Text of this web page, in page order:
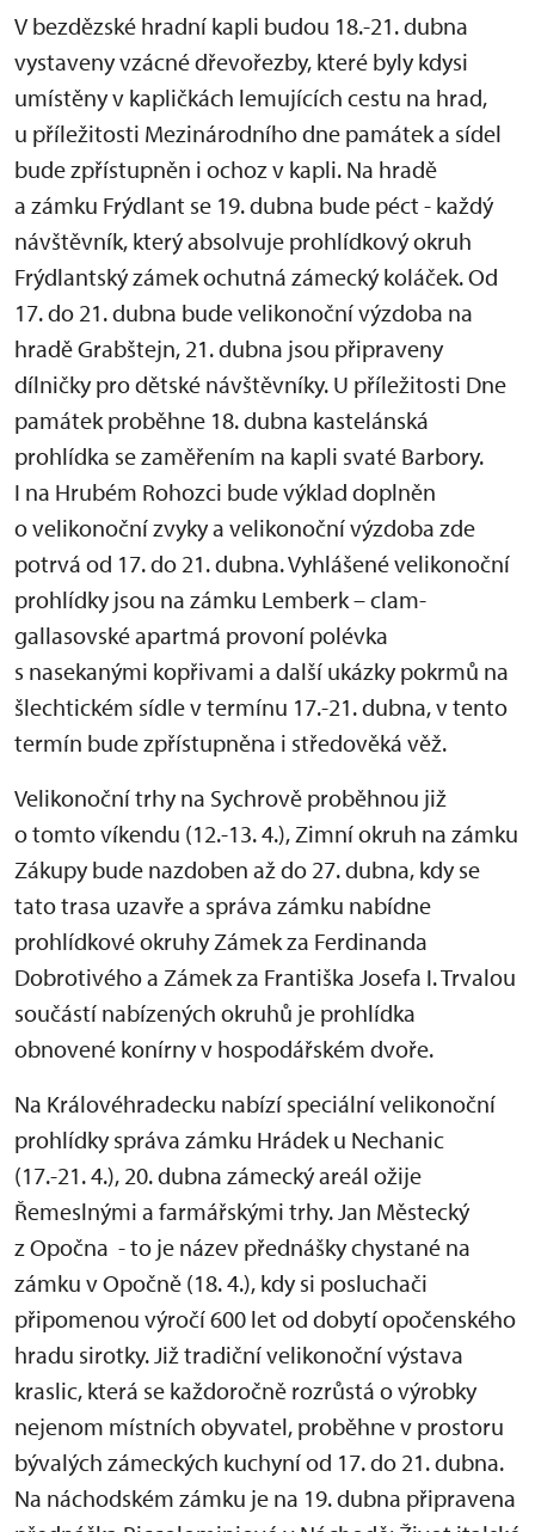
V bezdězské hradní kapli budou 18.-21. dubna
vystaveny vzácné dřevořezby, které byly kdysi
umístěny v kapličkách lemujících cestu na hrad,
u příležitosti Mezinárodního dne památek a sídel
bude zpřístupněn i ochoz v kapli. Na hradě
a zámku Frýdlant se 19. dubna bude péct - každý
návštěvník, který absolvuje prohlídkový okruh
Frýdlantský zámek ochutná zámecký koláček. Od
17. do 21. dubna bude velikonoční výzdoba na
hradě Grabštejn, 21. dubna jsou připraveny
dílničky pro dětské návštěvníky. U příležitosti Dne
památek proběhne 18. dubna kastelánská
prohlídka se zaměřením na kapli svaté Barbory.
I na Hrubém Rohozci bude výklad doplněn
o velikonoční zvyky a velikonoční výzdoba zde
potrvá od 17. do 21. dubna. Vyhlášené velikonoční
prohlídky jsou na zámku Lemberk – clam-
gallasovské apartmá provoní polévka
s nasekanými kopřivami a další ukázky pokrmů na
šlechtickém sídle v termínu 17.-21. dubna, v tento
termín bude zpřístupněna i středověká věž.
Velikonoční trhy na Sychrově proběhnou již
o tomto víkendu (12.-13. 4.), Zimní okruh na zámku
Zákupy bude nazdoben až do 27. dubna, kdy se
tato trasa uzavře a správa zámku nabídne
prohlídkové okruhy Zámek za Ferdinanda
Dobrotivého a Zámek za Františka Josefa I. Trvalou
součástí nabízených okruhů je prohlídka
obnovené konírny v hospodářském dvoře.
Na Královéhradecku nabízí speciální velikonoční
prohlídky správa zámku Hrádek u Nechanic
(17.-21. 4.), 20. dubna zámecký areál ožije
Řemeslnými a farmářskými trhy. Jan Městecký
z Opočna - to je název přednášky chystané na
zámku v Opočně (18. 4.), kdy si posluchači
připomenou výročí 600 let od dobytí opočenského
hradu sirotky. Již tradiční velikonoční výstava
kraslic, která se každoročně rozrůstá o výrobky
nejenom místních obyvatel, proběhne v prostoru
bývalých zámeckých kuchyní od 17. do 21. dubna.
Na náchodském zámku je na 19. dubna připravena